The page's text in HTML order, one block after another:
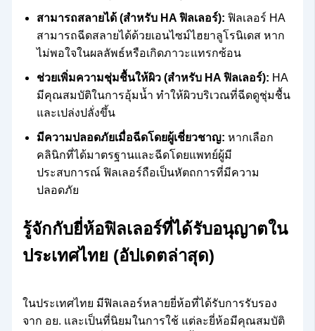
สามารถสลายได้ (สำหรับ HA ฟิลเลอร์): ฟิลเลอร์ HA
สามารถฉีดสลายได้ด้วยเอนไซม์ไฮยาลูโรนิเดส หาก
ไม่พอใจในผลลัพธ์หรือเกิดภาวะแทรกซ้อน
ช่วยเพิ่มความชุ่มชื้นให้ผิว (สำหรับ HA ฟิลเลอร์): HA
มีคุณสมบัติในการอุ้มน้ำ ทำให้ผิวบริเวณที่ฉีดดูชุ่มชื้น
และเปล่งปลั่งขึ้น
มีความปลอดภัยเมื่อฉีดโดยผู้เชี่ยวชาญ: หากเลือก
คลินิกที่ได้มาตรฐานและฉีดโดยแพทย์ผู้มี
ประสบการณ์ ฟิลเลอร์ถือเป็นหัตถการที่มีความ
ปลอดภัย
รู้จักกับยี่ห้อฟิลเลอร์ที่ได้รับอนุญาตใน
ประเทศไทย (อัปเดตล่าสุด)
ในประเทศไทย มีฟิลเลอร์หลายยี่ห้อที่ได้รับการรับรอง
จาก อย. และเป็นที่นิยมในการใช้ แต่ละยี่ห้อมีคุณสมบัติ